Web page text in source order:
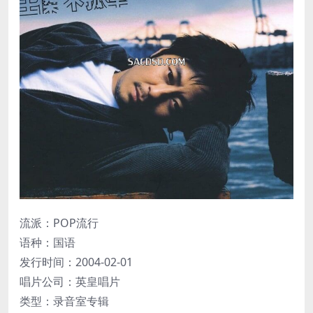
流派：POP流行
语种：国语
发行时间：2004-02-01
唱片公司：英皇唱片
类型：录音室专辑